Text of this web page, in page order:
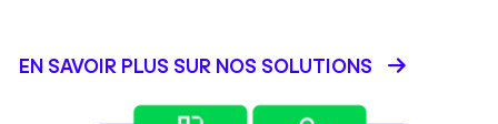
EN SAVOIR PLUS SUR NOS SOLUTIONS